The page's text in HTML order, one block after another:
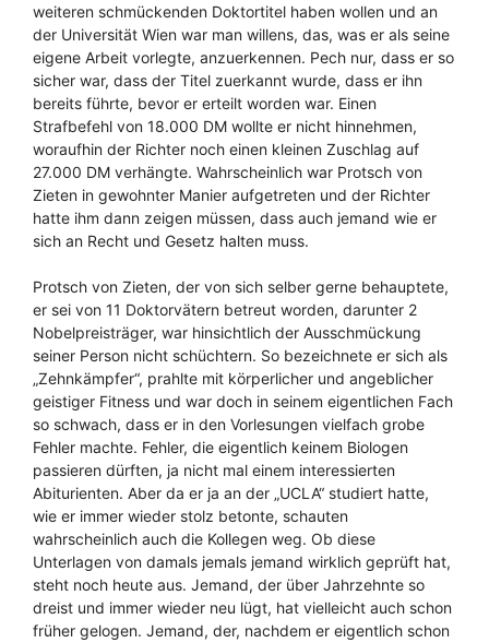
weiteren schmückenden Doktortitel haben wollen und an
der Universität Wien war man willens, das, was er als seine
eigene Arbeit vorlegte, anzuerkennen. Pech nur, dass er so
sicher war, dass der Titel zuerkannt wurde, dass er ihn
bereits führte, bevor er erteilt worden war. Einen
Strafbefehl von 18.000 DM wollte er nicht hinnehmen,
woraufhin der Richter noch einen kleinen Zuschlag auf
27.000 DM verhängte. Wahrscheinlich war Protsch von
Zieten in gewohnter Manier aufgetreten und der Richter
hatte ihm dann zeigen müssen, dass auch jemand wie er
sich an Recht und Gesetz halten muss.
Protsch von Zieten, der von sich selber gerne behauptete,
er sei von 11 Doktorvätern betreut worden, darunter 2
Nobelpreisträger, war hinsichtlich der Ausschmückung
seiner Person nicht schüchtern. So bezeichnete er sich als
„Zehnkämpfer“, prahlte mit körperlicher und angeblicher
geistiger Fitness und war doch in seinem eigentlichen Fach
so schwach, dass er in den Vorlesungen vielfach grobe
Fehler machte. Fehler, die eigentlich keinem Biologen
passieren dürften, ja nicht mal einem interessierten
Abiturienten. Aber da er ja an der „UCLA“ studiert hatte,
wie er immer wieder stolz betonte, schauten
wahrscheinlich auch die Kollegen weg. Ob diese
Unterlagen von damals jemals jemand wirklich geprüft hat,
steht noch heute aus. Jemand, der über Jahrzehnte so
dreist und immer wieder neu lügt, hat vielleicht auch schon
früher gelogen. Jemand, der, nachdem er eigentlich schon